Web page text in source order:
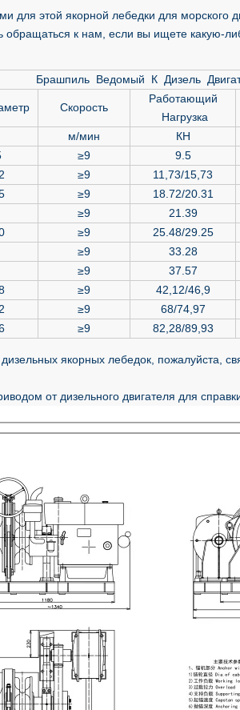
для этой якорной лебедки для морского
обращаться к нам, если вы ищете какую-
Брашпиль Ведомый К Дизель
Скорость
Работающий
Нагрузка
м/мин КН
≥9 9.5
≥9 11,73/15,73
≥9 18.72/20.31
≥9 21.39
≥9 25.48/29.25
≥9 33.28
≥9 37.57
≥9 42,12/46,9
≥9 68/74,97
≥9 82,28/89,93
якорных лебедок, пожалуйста,
от дизельного двигателя для